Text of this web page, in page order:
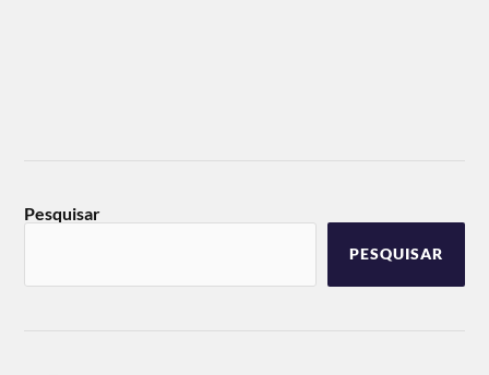
Pesquisar
PESQUISAR